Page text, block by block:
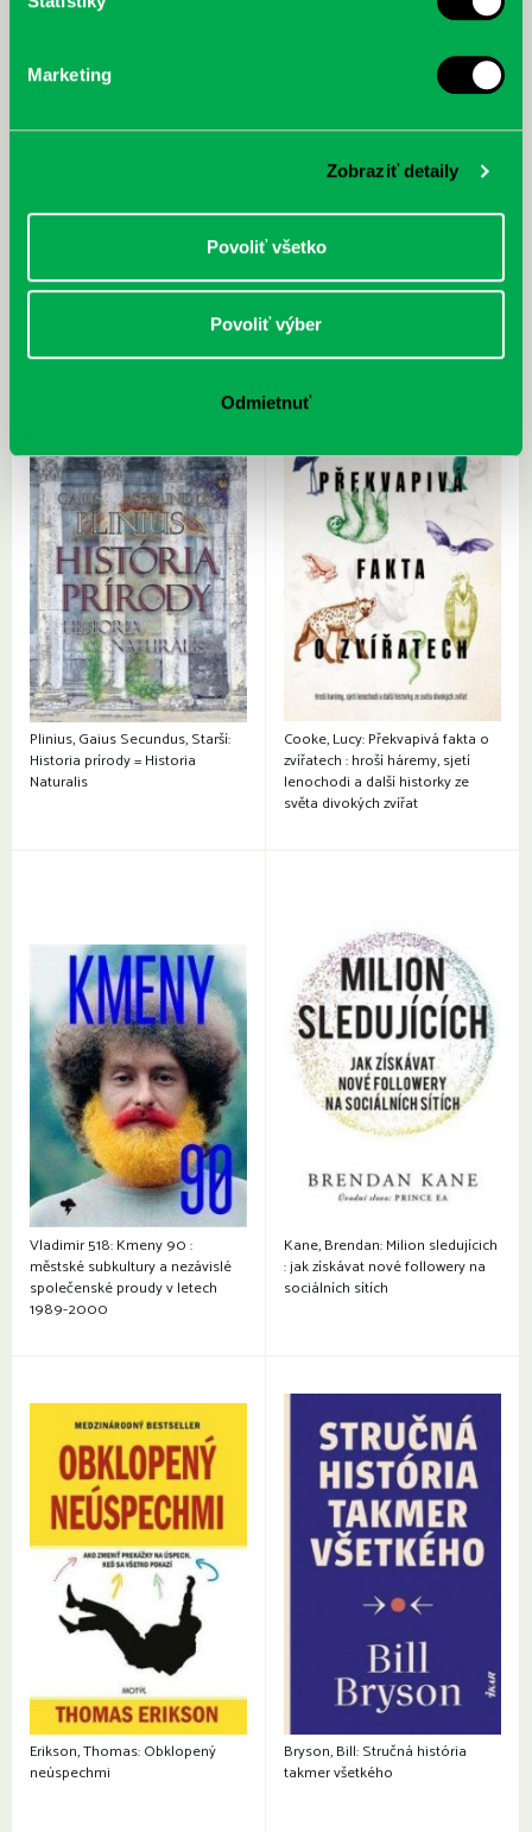
Marketing
Zobraziť detaily
Povoliť všetko
Povoliť výber
Odmietnuť
Gerstmeier, David: Ekologické
včelárstvo : včely na prvom
mieste
Plinius, Gaius Secundus, Starší:
Historia prírody = Historia
Naturalis
Cooke, Lucy: Překvapivá fakta o
zvířatech : hroší háremy, sjetí
lenochodi a další historky ze
světa divokých zvířat
Vladimir 518: Kmeny 90 :
městské subkultury a nezávislé
společenské proudy v letech
1989-2000
Kane, Brendan: Milion sledujícich
: jak získávat nové followery na
sociálních sítích
Erikson, Thomas: Obklopený
neúspechmi
Bryson, Bill: Stručná história
takmer všetkého